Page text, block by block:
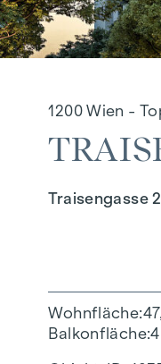
1200 Wien -
Traisengasse
Wohnfläche
Balkonfläche